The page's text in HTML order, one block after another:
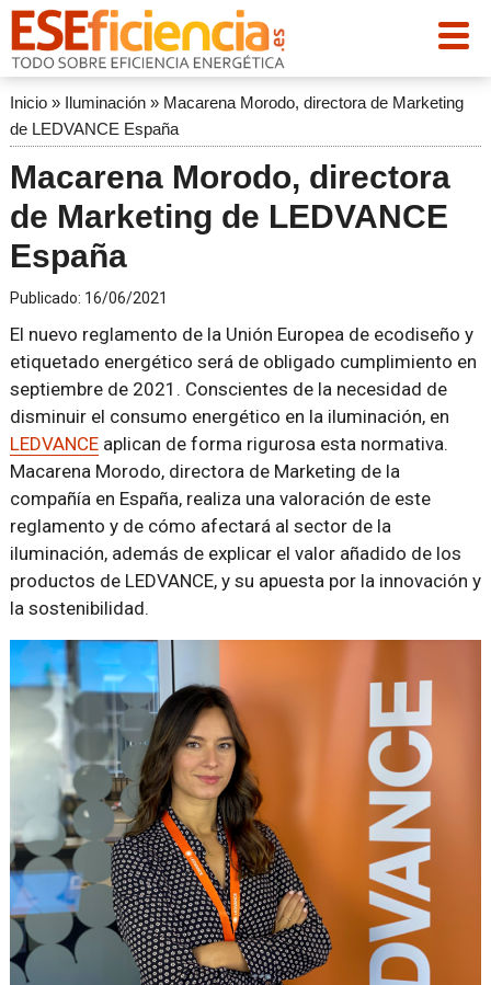
Inicio» Iluminación» Macarena Morodo, directora de Marketing
de LEDVANCE España
Macarena Morodo, directora
de Marketing de LEDVANCE
España
Publicado: 16/06/2021
El nuevo reglamento de la Unión Europea de ecodiseño y
etiquetado energético será de obligado cumplimiento en
septiembre de 2021. Conscientes de la necesidad de
disminuir el consumo energético en la iluminación, en
LEDVANCEaplican de forma rigurosa esta normativa.
Macarena Morodo, directora de Marketing de la
compañía en España, realiza una valoración de este
reglamento y de cómo afectará al sector de la
iluminación, además de explicar el valor añadido de los
productos de LEDVANCE, y su apuesta por la innovación y
la sostenibilidad.